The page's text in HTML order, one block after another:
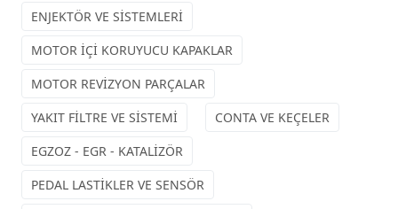
ENJEKTÖR VE SİSTEMLERİ
MOTOR İÇİ KORUYUCU KAPAKLAR
MOTOR REVİZYON PARÇALAR
YAKIT FİLTRE VE SİSTEMİ
CONTA VE KEÇELER
EGZOZ - EGR - KATALİZÖR
PEDAL LASTİKLER VE SENSÖR